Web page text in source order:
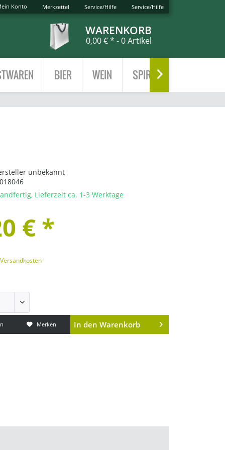
Konto Merkzettel Service/Hilfe Service/Hilfe
WARENKORB
0,00 € * - 0 Artikel
BIER WEIN SPIRITUOSEN

unbekannt
Lieferzeit ca. 1-3 Werktage
€ *
Merken In den Warenkorb